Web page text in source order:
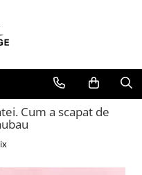
Cum a scapat de